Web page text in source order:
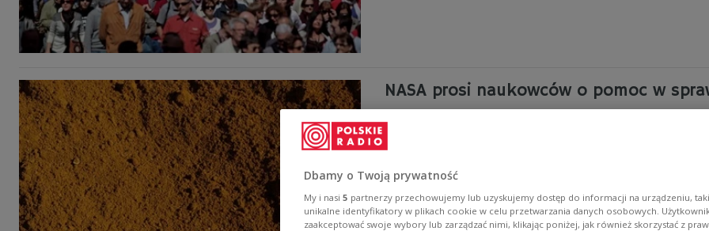
NASA prosi naukowców o pomoc w
NASA zwróciła się do naukowców o pomoc w
budżetowych opracowany wcześniej program
Dbamy o Twoją prywatność
My i nasi 5 partnerzy przechowujemy lub uzyskujemy dostęp do informacji na urządzeniu,
unikalne identyfikatory w plikach cookie w celu przetwarzania danych osobowych.
zaakceptować swoje wybory lub zarządzać nimi, klikając poniżej, jak również skorzystać z